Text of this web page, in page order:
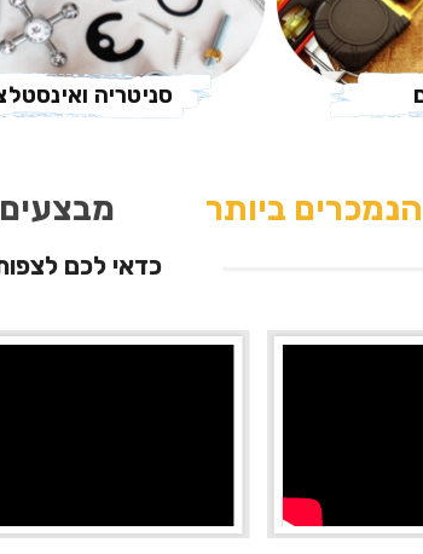
סניטריה
הנמכרים ביותר מבצעים
כדאי לכם